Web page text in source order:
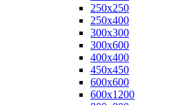
250х250
250х400
300х300
300х600
400х400
450х450
600х600
600х1200